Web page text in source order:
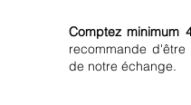
Comptez minimum
recommande
de notre échange.